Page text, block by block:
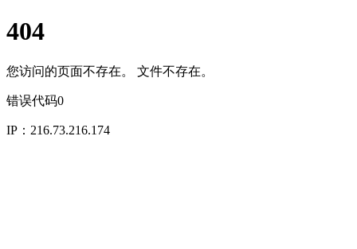
404
您访问的页面不存在。 文件不存在。
错误代码0
IP：216.73.216.174